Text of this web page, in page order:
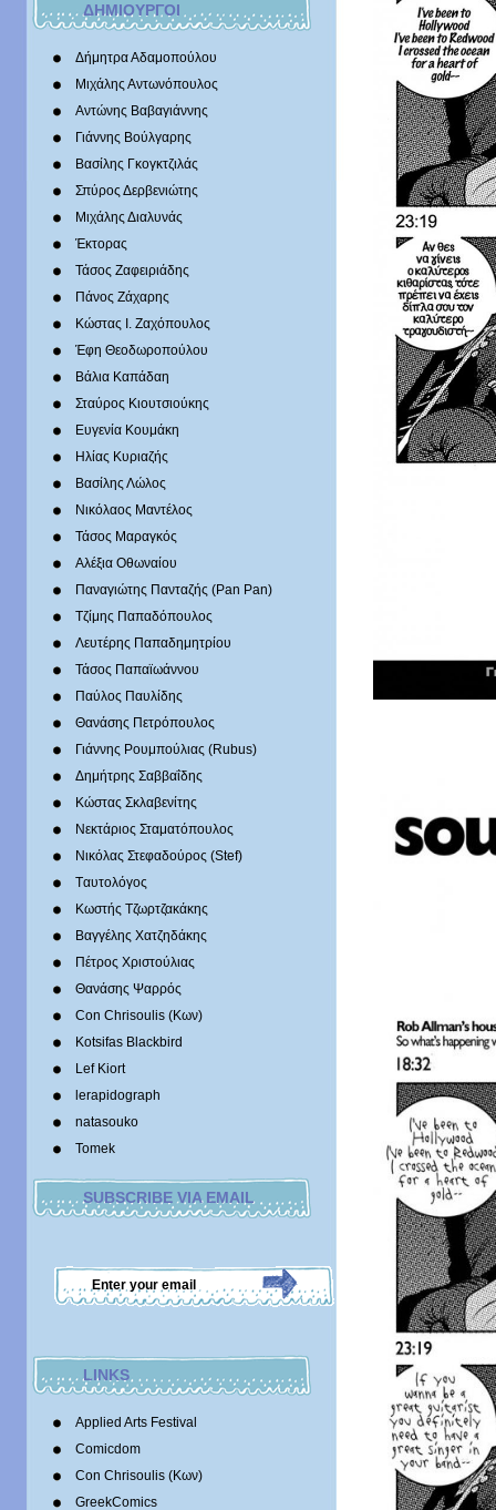
ΔΗΜΙΟΥΡΓΟΙ
Δήμητρα Αδαμοπούλου
Μιχάλης Αντωνόπουλος
Αντώνης Βαβαγιάννης
Γιάννης Βούλγαρης
Βασίλης Γκογκτζιλάς
Σπύρος Δερβενιώτης
Mιχάλης Διαλυνάς
Έκτορας
Τάσος Ζαφειριάδης
Πάνος Ζάχαρης
Κώστας Ι. Ζαχόπουλoς
Έφη Θεοδωροπούλου
Βάλια Καπάδαη
Σταύρος Κιουτσιούκης
Ευγενία Κουμάκη
Ηλίας Κυριαζής
Βασίλης Λώλος
Νικόλαος Μαντέλος
Τάσος Μαραγκός
Αλέξια Οθωναίου
Παναγιώτης Πανταζής (Pan Pan)
Τζίμης Παπαδόπουλος
Λευτέρης Παπαδημητρίου
Τάσος Παπαϊωάννου
Παύλος Παυλίδης
Θανάσης Πετρόπουλος
Γιάννης Ρουμπούλιας (Rubus)
Δημήτρης Σαββαΐδης
Κώστας Σκλαβενίτης
Νεκτάριος Σταματόπουλος
Νικόλας Στεφαδούρος (Stef)
Tαυτολόγος
Κωστής Τζωρτζακάκης
Βαγγέλης Χατζηδάκης
Πέτρος Χριστούλιας
Θανάσης Ψαρρός
Con Chrisoulis (Κων)
Kotsifas Blackbird
Lef Kiort
lerapidograph
natasouko
Tomek
SUBSCRIBE VIA EMAIL
LINKS
Applied Arts Festival
Comicdom
Con Chrisoulis (Κων)
GreekComics